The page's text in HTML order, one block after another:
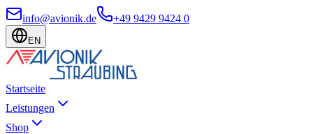
info@avionik.de +49 9429 9424 0
EN
Startseite
Leistungen
Shop